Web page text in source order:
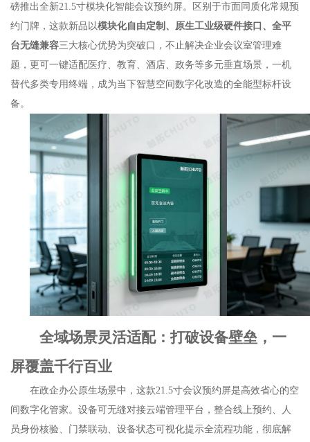
磅推出全新21.5寸模块化智能会议预约屏。区别于市面同质化常规预
约门牌，这款新品以模块化自由定制、原生工业级硬件接口、全平
台无缝兼容三大核心优势为突破口，不止解决企业会议室管理难
题，更可一键适配医疗、教育、酒店、政务等多元垂直场景，一机
替代多类专用终端，成为当下智慧空间数字化改造的全能型标杆设
备。
全域场景灵活适配：打破设备壁垒，一
屏覆盖千行百业
在政企办公原生场景中，这款21.5寸会议预约屏是高效省心的空
间数字化管家。设备可无缝对接云端管理平台，整合线上预约、人
员身份核验、门禁联动、设备状态可视化提示全流程功能，彻底解